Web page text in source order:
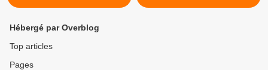
Hébergé par Overblog
Top articles
Pages